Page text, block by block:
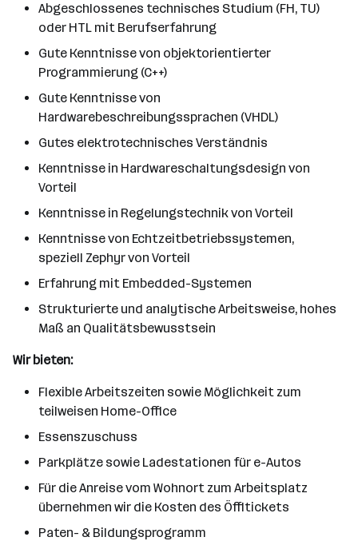
Abgeschlossenes technisches Studium (FH, TU)
oder HTL mit Berufserfahrung
Gute Kenntnisse von objektorientierter
Programmierung (C++)
Gute Kenntnisse von
Hardwarebeschreibungssprachen (VHDL)
Gutes elektrotechnisches Verständnis
Kenntnisse in Hardwareschaltungsdesign von
Vorteil
Kenntnisse in Regelungstechnik von Vorteil
Kenntnisse von Echtzeitbetriebssystemen,
speziell Zephyr von Vorteil
Erfahrung mit Embedded-Systemen
Strukturierte und analytische Arbeitsweise, hohes
Maß an Qualitätsbewusstsein
Wir bieten:
Flexible Arbeitszeiten sowie Möglichkeit zum
teilweisen Home-Office
Essenszuschuss
Parkplätze sowie Ladestationen für e-Autos
Für die Anreise vom Wohnort zum Arbeitsplatz
übernehmen wir die Kosten des Öffitickets
Paten- & Bildungsprogramm